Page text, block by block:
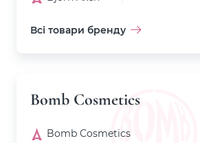
Всі товари бренду
Bomb Cosmetics
Bomb Cosmetics